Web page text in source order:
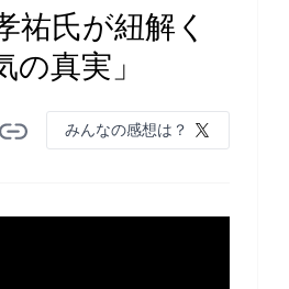
祐氏が紐解く
真実」
みんなの感想は？